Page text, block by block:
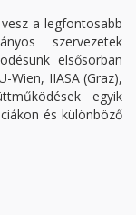
a legfontosabb
szervezetek
elsősorban
Wien, IIASA (Graz),
egyik
és különböző